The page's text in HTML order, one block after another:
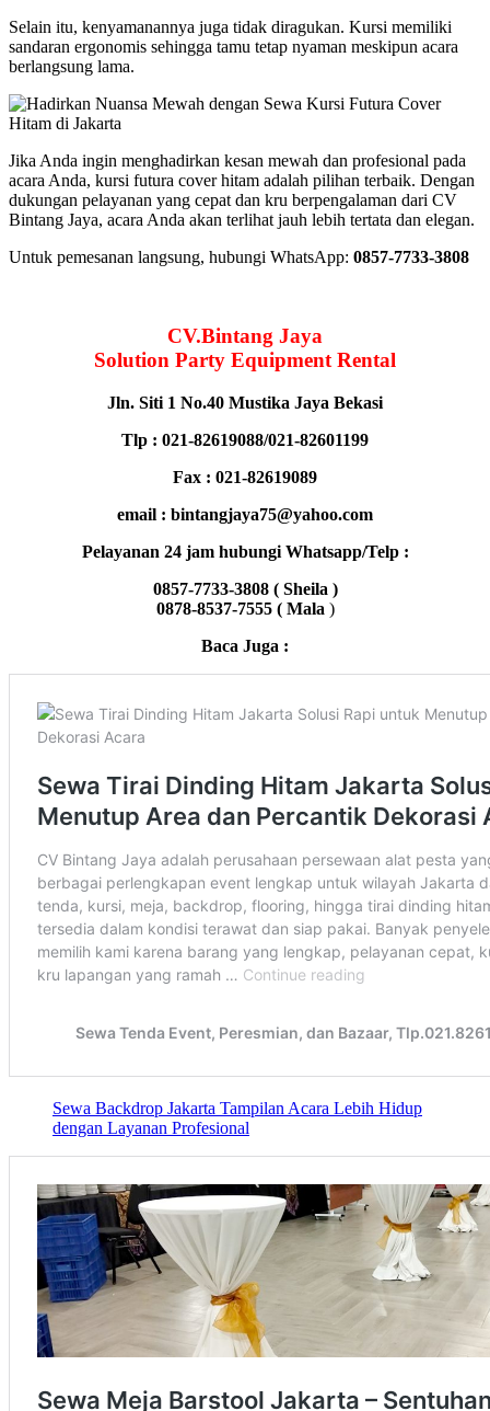
Selain itu, kenyamanannya juga tidak diragukan. Kursi memiliki
sandaran ergonomis sehingga tamu tetap nyaman meskipun acara
berlangsung lama.
Jika Anda ingin menghadirkan kesan mewah dan profesional pada
acara Anda, kursi futura cover hitam adalah pilihan terbaik. Dengan
dukungan pelayanan yang cepat dan kru berpengalaman dari CV
Bintang Jaya, acara Anda akan terlihat jauh lebih tertata dan elegan.
Untuk pemesanan langsung, hubungi WhatsApp: 0857-7733-3808
CV.Bintang Jaya
Solution Party Equipment Rental
Jln. Siti 1 No.40 Mustika Jaya Bekasi
Tlp : 021-82619088/021-82601199
Fax : 021-82619089
email : bintangjaya75@yahoo.com
Pelayanan 24 jam hubungi Whatsapp/Telp :
0857-7733-3808 ( Sheila )
0878-8537-7555 ( Mala )
Baca Juga :
Sewa Backdrop Jakarta Tampilan Acara Lebih Hidup
dengan Layanan Profesional